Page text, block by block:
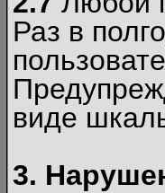
Раз в
виде
3.